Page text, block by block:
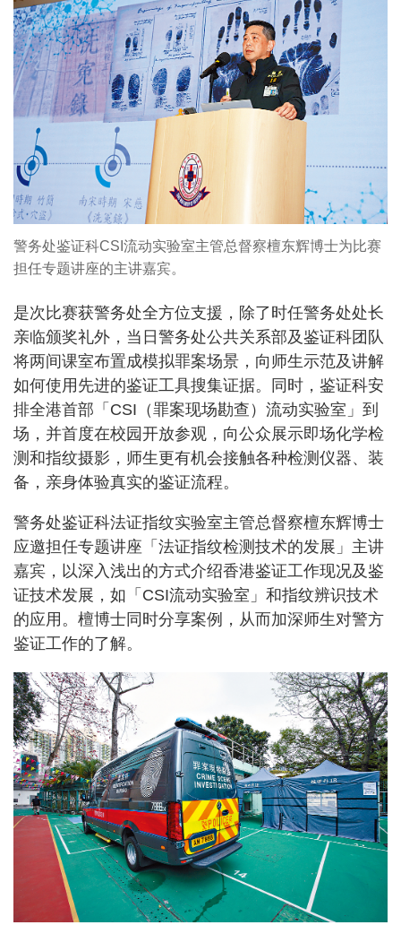
警务处鉴证科CSI流动实验室主管总督察檀东辉博士为比赛
担任专题讲座的主讲嘉宾。
是次比赛获警务处全方位支援，除了时任警务处处长
亲临颁奖礼外，当日警务处公共关系部及鉴证科团队
将两间课室布置成模拟罪案场景，向师生示范及讲解
如何使用先进的鉴证工具搜集证据。同时，鉴证科安
排全港首部「CSI（罪案现场勘查）流动实验室」到
场，并首度在校园开放参观，向公众展示即场化学检
测和指纹摄影，师生更有机会接触各种检测仪器、装
备，亲身体验真实的鉴证流程。
警务处鉴证科法证指纹实验室主管总督察檀东辉博士
应邀担任专题讲座「法证指纹检测技术的发展」主讲
嘉宾，以深入浅出的方式介绍香港鉴证工作现况及鉴
证技术发展，如「CSI流动实验室」和指纹辨识技术
的应用。檀博士同时分享案例，从而加深师生对警方
鉴证工作的了解。